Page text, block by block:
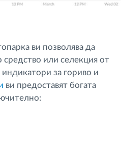
ви позволява да
средство или селекция от
за гориво и
ви предоставят богата